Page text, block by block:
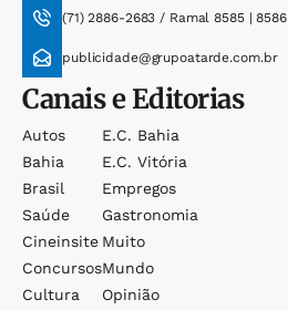
(71) 2886-2683 / Ramal 8585 | 8586
publicidade@grupoatarde.com.br
Canais e Editorias
Autos
Bahia
Brasil
Saúde
Cineinsite
Concursos
Cultura
E.c. Bahia
E.c. Vitória
Empregos
Gastronomia
Muito
Mundo
Opinião